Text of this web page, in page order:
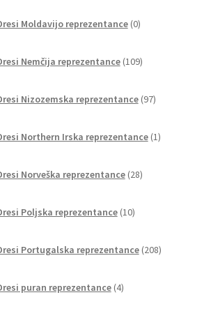
Moldavijo reprezentance 0izdelkov
Nemčija reprezentance 109izdelkov
Nizozemska reprezentance 97izdelkov
Northern Irska reprezentance 1izdelek
Norveška reprezentance 28izdelkov
Poljska reprezentance 10izdelkov
Portugalska reprezentance 208izdelkov
puran reprezentance 4izdelki